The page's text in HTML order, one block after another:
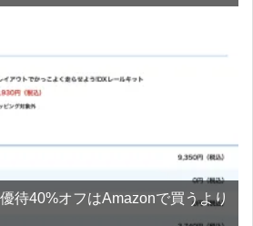
待40%オフはAmazonで買うより